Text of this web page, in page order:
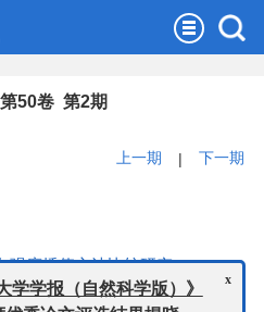
50卷 第2期
上一期 | 下一期
强度插值方法比较研究
学学报（自然科学版）》